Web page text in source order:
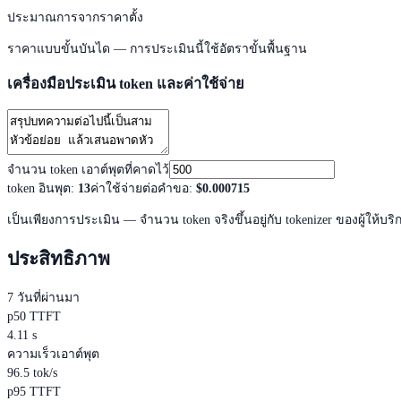
ประมาณการจากราคาตั้ง
ราคาแบบขั้นบันได — การประเมินนี้ใช้อัตราขั้นพื้นฐาน
เครื่องมือประเมิน token และค่าใช้จ่าย
จำนวน token เอาต์พุตที่คาดไว้
token อินพุต: 13ค่าใช้จ่ายต่อคำขอ: $0.000715
เป็นเพียงการประเมิน — จำนวน token จริงขึ้นอยู่กับ tokenizer ของผู้ให้บริ
ประสิทธิภาพ
7 วันที่ผ่านมา
p50 TTFT
4.11 s
ความเร็วเอาต์พุต
96.5 tok/s
p95 TTFT